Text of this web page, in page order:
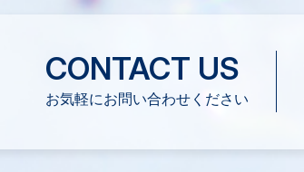
CONTACT US
お気軽にお問い合わせください